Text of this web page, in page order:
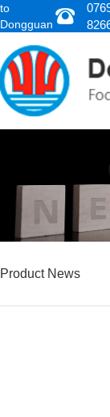
to
Dongguan
Product News